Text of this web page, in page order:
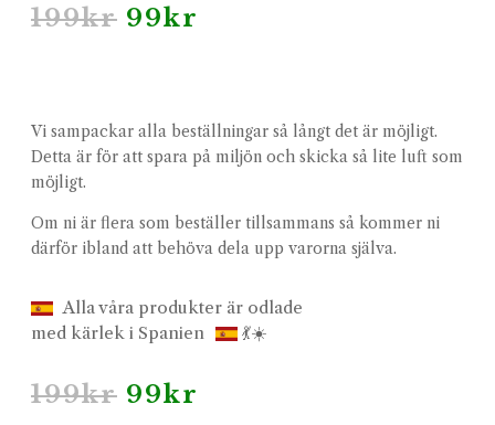
199kr Det
99kr
Vi sampackar alla beställningar så långt det är möjligt.
Detta är för att spara på miljön och skicka så lite luft som
möjligt.
Om ni är flera som beställer tillsammans så kommer ni
därför ibland att behöva dela upp varorna själva.
Alla våra produkter är odlade
med kärlek i Spanien
💃☀️
199kr Det
99kr